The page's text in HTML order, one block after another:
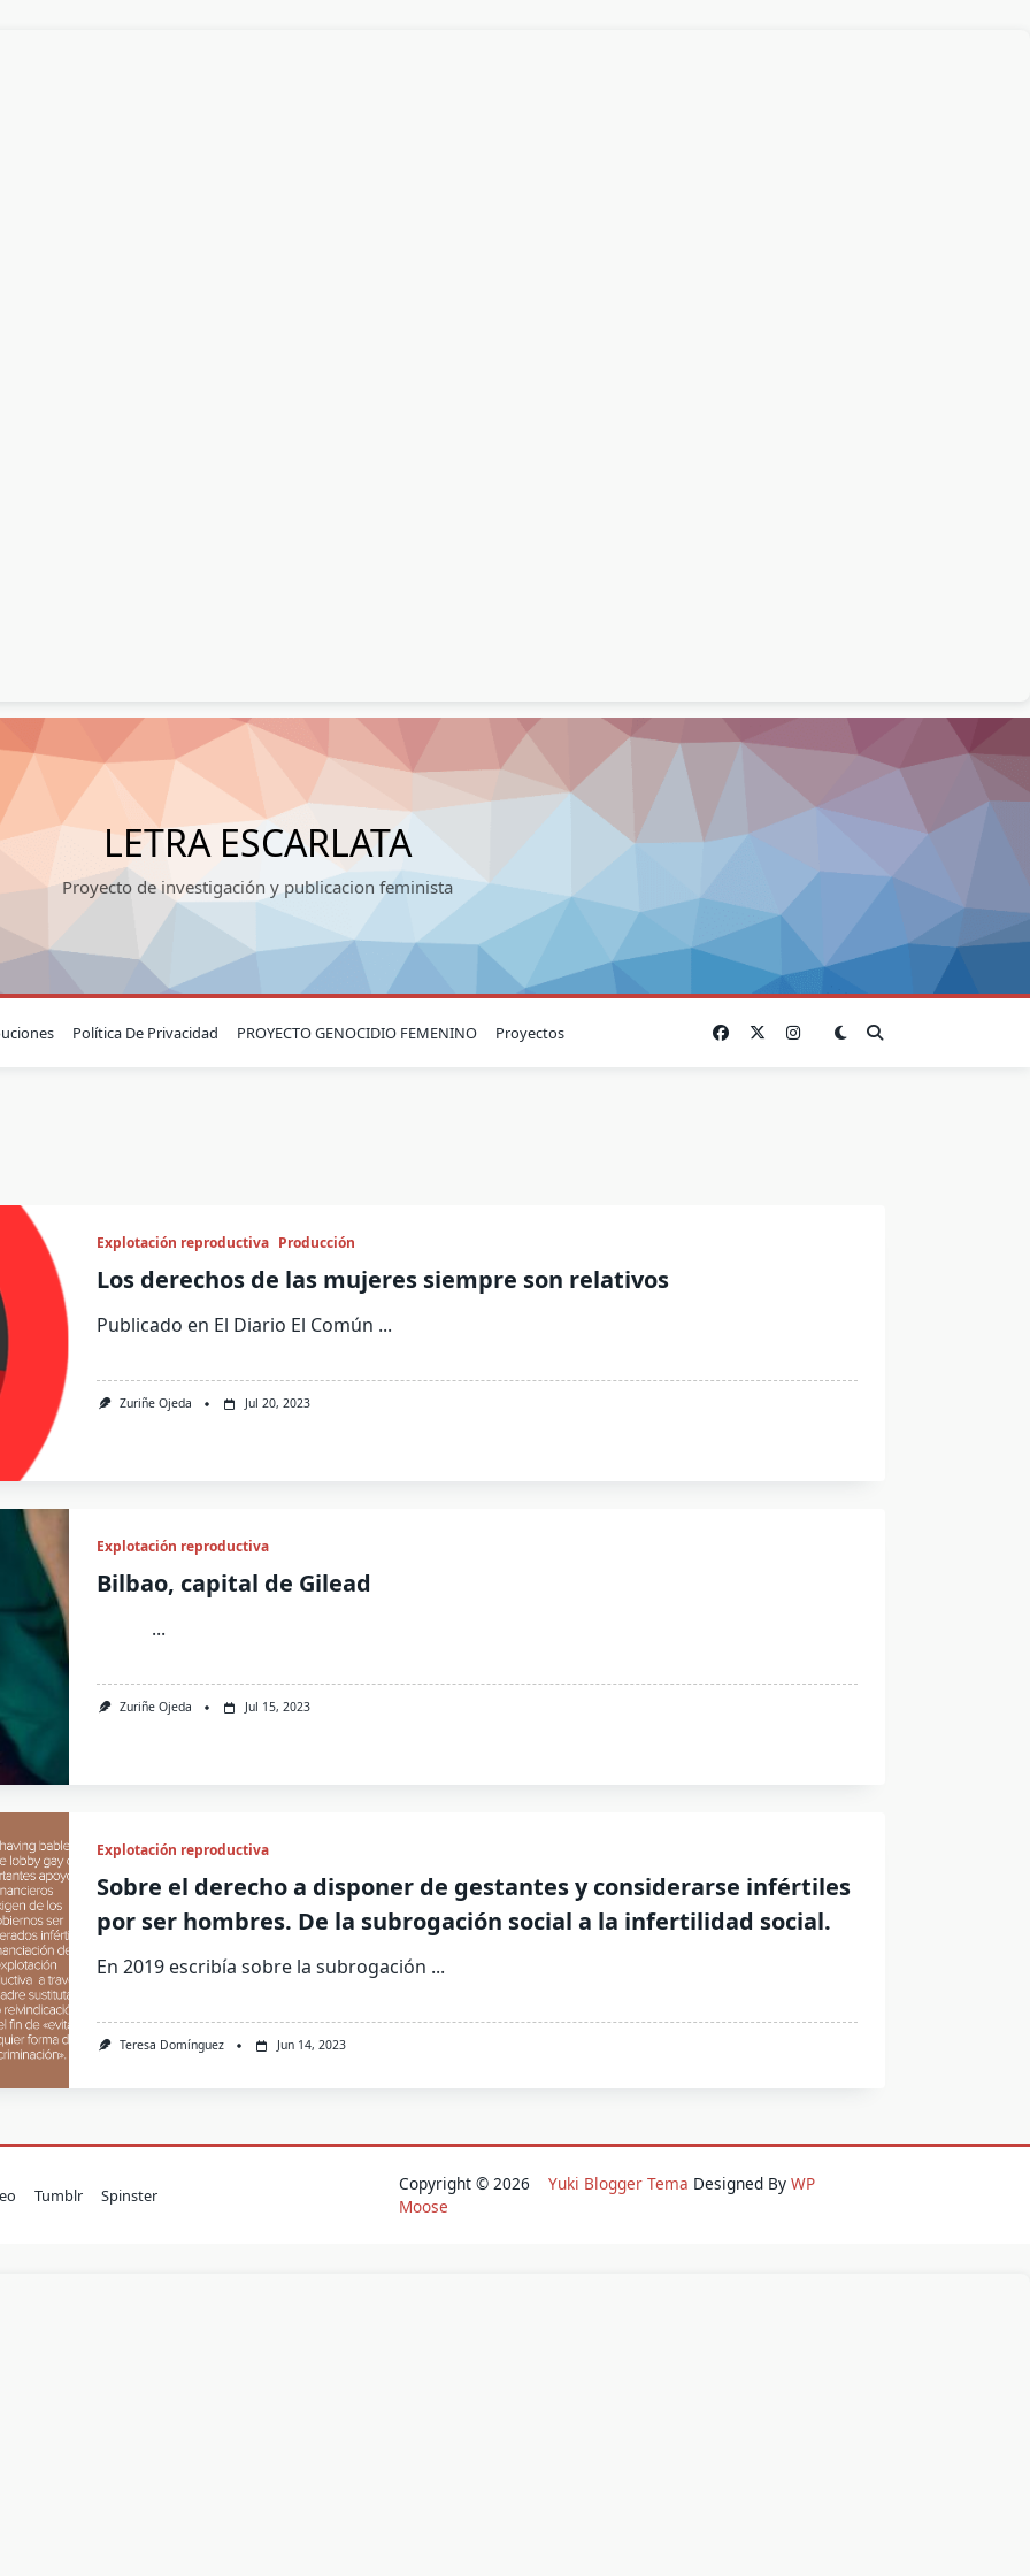
LETRA ESCARLATA
Proyecto de investigación y publicacion feminista
Política De Privacidad PROYECTO GENOCIDIO FEMENINO Proyectos
Explotación reproductiva Producción
Los derechos de las mujeres siempre son relativos
Publicado en El Diario El Común ...
Zuriñe Ojeda Jul 20, 2023
Explotación reproductiva
Bilbao, capital de Gilead
...
Zuriñe Ojeda Jul 15, 2023
Explotación reproductiva
Sobre el derecho a disponer de gestantes y considerarse infértiles
por ser hombres. De la subrogación social a la infertilidad social.
En 2019 escribía sobre la subrogación ...
Teresa Domínguez Jun 14, 2023
Tumblr Spinster
Copyright © 2026Yuki Blogger Tema Designed ByWP
Moose